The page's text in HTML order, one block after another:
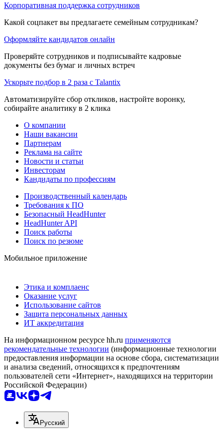
Корпоративная поддержка сотрудников
Какой соцпакет вы предлагаете семейным сотрудникам?
Оформляйте кандидатов онлайн
Проверяйте сотрудников и подписывайте кадровые
документы без бумаг и личных встреч
Ускорьте подбор в 2 раза с Talantix
Автоматизируйте сбор откликов, настройте воронку,
собирайте аналитику в 2 клика
О компании
Наши вакансии
Партнерам
Реклама на сайте
Новости и статьи
Инвесторам
Кандидаты по профессиям
Производственный календарь
Требования к ПО
Безопасный HeadHunter
HeadHunter API
Поиск работы
Поиск по резюме
Мобильное приложение
Этика и комплаенс
Оказание услуг
Использование сайтов
Защита персональных данных
ИТ аккредитация
На информационном ресурсе hh.ru применяются
рекомендательные технологии (информационные технологии
предоставления информации на основе сбора, систематизации
и анализа сведений, относящихся к предпочтениям
пользователей сети «Интернет», находящихся на территории
Российской Федерации)
Русский